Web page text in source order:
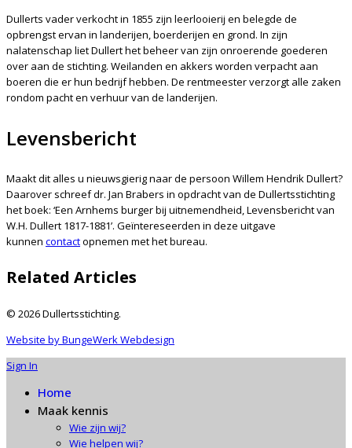
Dullerts vader verkocht in 1855 zijn leerlooierij en belegde de
opbrengst ervan in landerijen, boerderijen en grond. In zijn
nalatenschap liet Dullert het beheer van zijn onroerende goederen
over aan de stichting. Weilanden en akkers worden verpacht aan
boeren die er hun bedrijf hebben. De rentmeester verzorgt alle zaken
rondom pacht en verhuur van de landerijen.
Levensbericht
Maakt dit alles u nieuwsgierig naar de persoon Willem Hendrik Dullert?
Daarover schreef dr. Jan Brabers in opdracht van de Dullertsstichting
het boek: ‘Een Arnhems burger bij uitnemendheid, Levensbericht van
W.H. Dullert 1817-1881’. Geïntereseerden in deze uitgave
kunnen contactopnemen met het bureau.
Related Articles
© 2026 Dullertsstichting.
Website by BungeWerk Webdesign
Sign In
Home
Maak kennis
Wie zijn wij?
Wie helpen wij?